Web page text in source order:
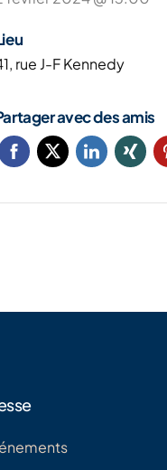
rue J-F Kennedy
avec des amis